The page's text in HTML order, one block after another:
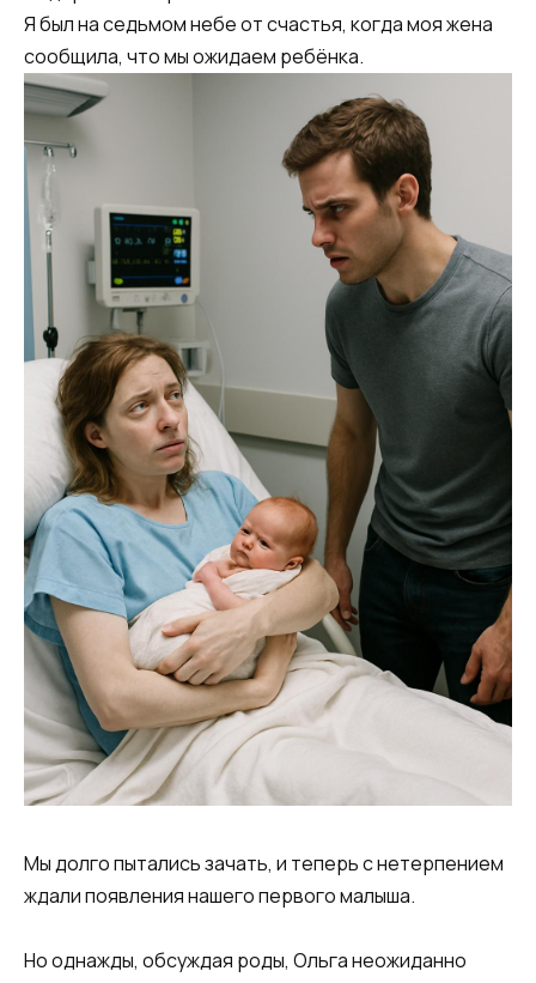
Я был на седьмом небе от счастья, когда моя жена
сообщила, что мы ожидаем ребёнка.
Мы долго пытались зачать, и теперь с нетерпением
ждали появления нашего первого малыша.
Но однажды, обсуждая роды, Ольга неожиданно